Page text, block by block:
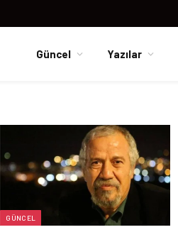
Güncel Yazılar
GÜNCEL